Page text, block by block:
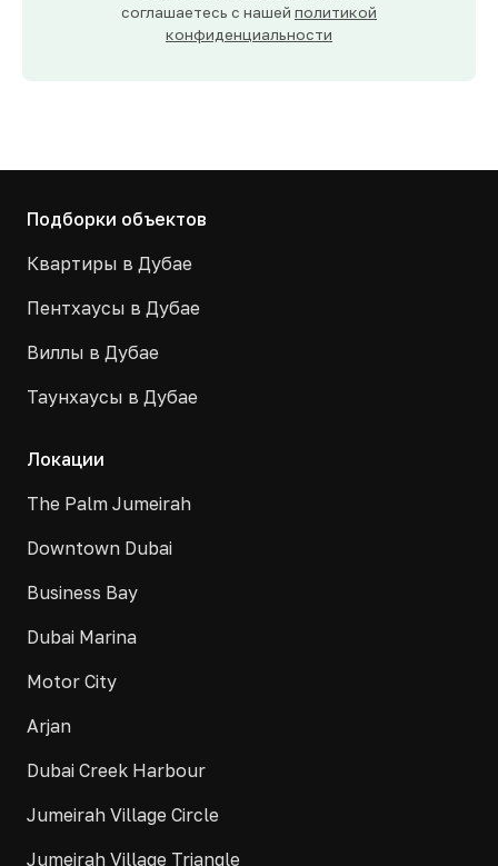
соглашаетесь с нашей политикой
конфиденциальности
Подборки объектов
Квартиры в Дубае
Пентхаусы в Дубае
Виллы в Дубае
Таунхаусы в Дубае
Локации
The Palm Jumeirah
Downtown Dubai
Business Bay
Dubai Marina
Motor City
Arjan
Dubai Creek Harbour
Jumeirah Village Circle
Jumeirah Village Triangle